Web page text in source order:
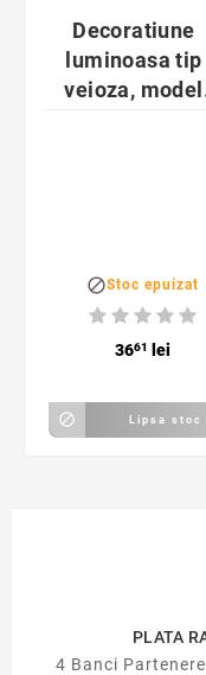
Decoratiune
luminoasa tip
veioza, model
Stoc epuizat
3661 lei
 Lipsa stoc
PLATA
4 Banci